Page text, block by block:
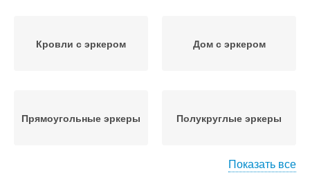
Кровли с эркером Дом с эркером
Прямоугольные эркеры Полукруглые эркеры
Показать все